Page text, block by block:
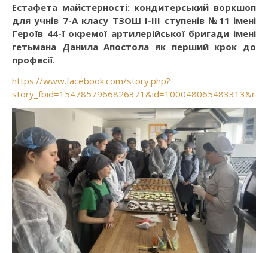
Естафета майстерності: кондитерський воркшоп
для учнів 7-А класу ТЗОШ І-ІІІ ступенів №11 імені
Героїв 44-ї окремої артилерійської бригади імені
гетьмана Данила Апостола як перший крок до
професії.
https://www.facebook.com/story.php?